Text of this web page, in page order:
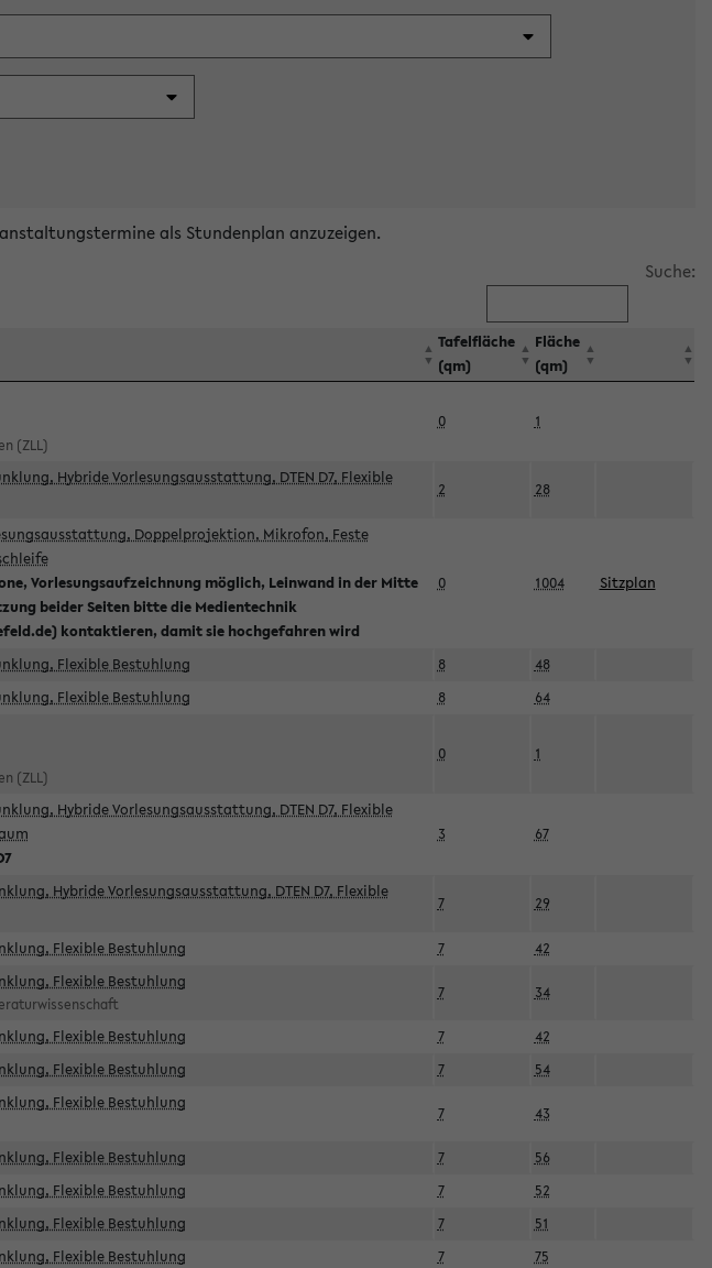
als Stundenplan anzuzeigen.
Suche:
Tafelfläche
(qm)
Fläche
(qm)
(ZLL)
0 1
Hybride Vorlesungsausstattung, DTEN D7, Flexible
2 28
Doppelprojektion, Mikrofon, Feste
Vorlesungsaufzeichnung möglich, Leinwand in der Mitte
beider Seiten bitte die Medientechnik
kontaktieren, damit sie hochgefahren wird
0 1004 Sitzplan
Flexible Bestuhlung 8
48
Flexible Bestuhlung 8 64
(ZLL)
0 1
Hybride Vorlesungsausstattung, DTEN D7, Flexible
3 67
Hybride Vorlesungsausstattung, DTEN D7, Flexible
7 29
Flexible Bestuhlung 7 42
Flexible Bestuhlung
7 34
Flexible Bestuhlung 7
42
Flexible Bestuhlung 7 54
Flexible Bestuhlung
7 43
Flexible Bestuhlung 7
56
Flexible Bestuhlung 7
52
Flexible Bestuhlung 7
51
Flexible Bestuhlung 7
75